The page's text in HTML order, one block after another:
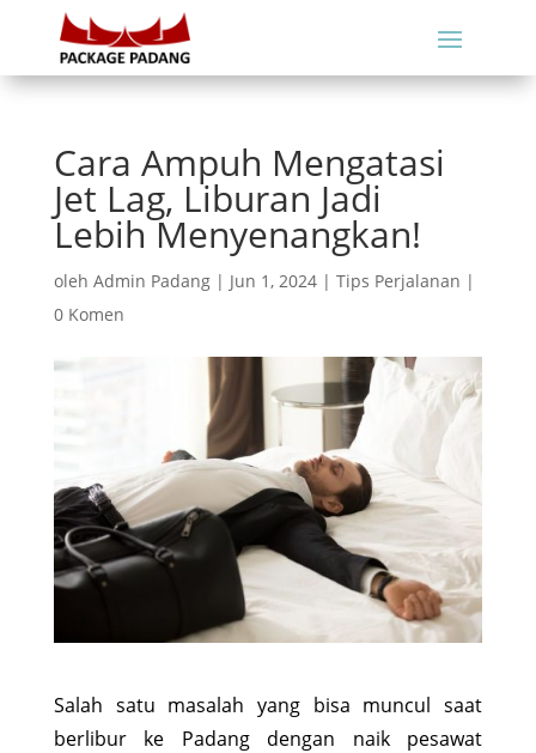
Cara Ampuh Mengatasi
Jet Lag, Liburan Jadi
Lebih Menyenangkan!
oleh Admin Padang| Jun 1, 2024| Tips Perjalanan |
0 Komen
Salah satu masalah yang bisa muncul saat
berlibur ke Padang dengan naik pesawat